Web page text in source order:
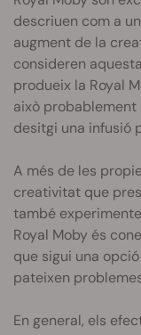
descriuen com a
augment de la
consideren
produeix la Royal
això probablement
desitgi una infusió
A més de les
creativitat que
també
Royal Moby és
que sigui una
pateixen
En general, els